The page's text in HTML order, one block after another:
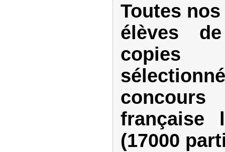
Toutes
élèves
française
(17000